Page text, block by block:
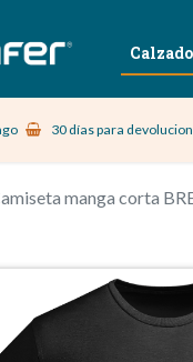
Laboral
30 días para
manga corta